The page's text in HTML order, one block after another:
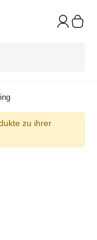
zu ihrer